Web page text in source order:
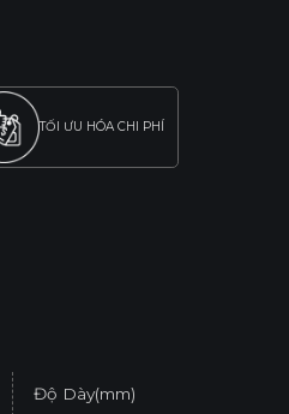
TỐI ƯU HÓA CHI PHÍ
Độ Dày(mm)